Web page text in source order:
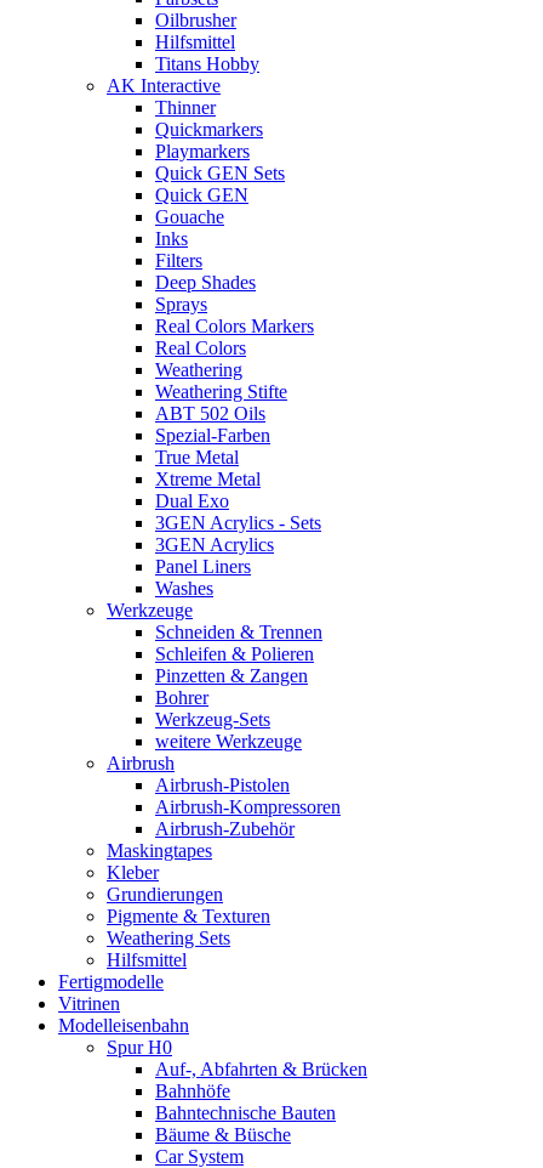
Oilbrusher
Hilfsmittel
Titans Hobby
AK Interactive
Thinner
Quickmarkers
Playmarkers
Quick GEN Sets
Quick GEN
Gouache
Inks
Filters
Deep Shades
Sprays
Real Colors Markers
Real Colors
Weathering
Weathering Stifte
ABT 502 Oils
Spezial-Farben
True Metal
Xtreme Metal
Dual Exo
3GEN Acrylics - Sets
3GEN Acrylics
Panel Liners
Washes
Werkzeuge
Schneiden & Trennen
Schleifen & Polieren
Pinzetten & Zangen
Bohrer
Werkzeug-Sets
weitere Werkzeuge
Airbrush
Airbrush-Pistolen
Airbrush-Kompressoren
Airbrush-Zubehör
Maskingtapes
Kleber
Grundierungen
Pigmente & Texturen
Weathering Sets
Hilfsmittel
Fertigmodelle
Vitrinen
Modelleisenbahn
Spur H0
Auf-, Abfahrten & Brücken
Bahnhöfe
Bahntechnische Bauten
Bäume & Büsche
Car System